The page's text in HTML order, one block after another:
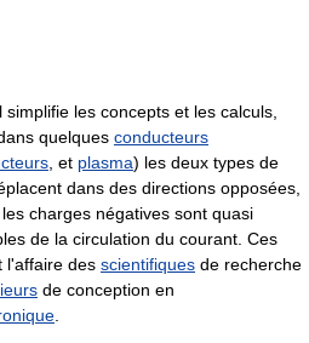
les concepts et les calculs,
quelques conducteurs
, et plasma) les deux types de
dans des directions opposées,
charges négatives sont quasi
de la circulation du courant. Ces
l'affaire des scientifiques de recherche
de conception en